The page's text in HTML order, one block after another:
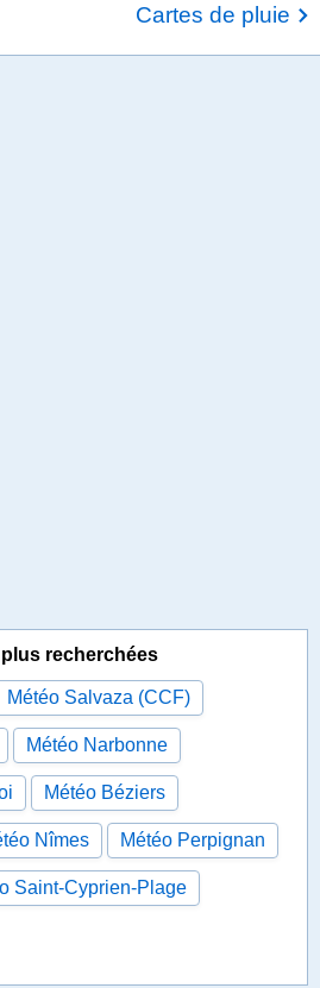
Cartes de pluie
recherchées
Météo Salvaza (CCF)
Météo Narbonne
Météo Béziers
Nîmes Météo Perpignan
Saint-Cyprien-Plage